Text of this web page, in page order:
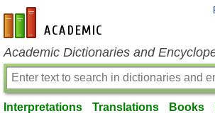
en-academic.com
Academic Dictionaries and
Interpretations Translations Books